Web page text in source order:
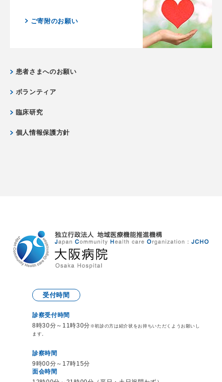
ご寄附のお願い
患者さまへのお願い
ボランティア
臨床研究
個人情報保護方針
受付時間
診察受付時間
8時30分～11時30分 ※初診の方は紹介状をお持ちいただくようお願いし
ます。
診察時間
9時00分～17時15分
面会時間